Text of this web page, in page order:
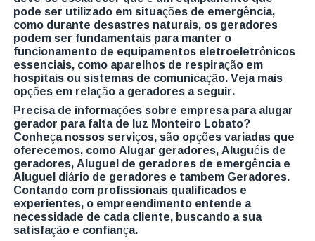
pode ser utilizado em situações de emergência,
como durante desastres naturais, os geradores
podem ser fundamentais para manter o
funcionamento de equipamentos eletroeletrônicos
essenciais, como aparelhos de respiração em
hospitais ou sistemas de comunicação. Veja mais
opções em relação a geradores a seguir.
Precisa de informações sobre empresa para alugar
gerador para falta de luz Monteiro Lobato?
Conheça nossos serviços, são opções variadas que
oferecemos, como Alugar geradores, Aluguéis de
geradores, Aluguel de geradores de emergência e
Aluguel diário de geradores e tambem Geradores.
Contando com profissionais qualificados e
experientes, o empreendimento entende a
necessidade de cada cliente, buscando a sua
satisfação e confiança.